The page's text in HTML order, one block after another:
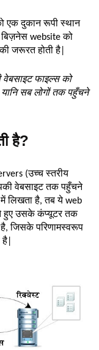
एक दुकान रूपी स्थान
website को
जरूरत होती है|
फाइल्स को
सब लोगों तक पहुँचने
है?
(उच्च स्तरीय
वेबसाइट तक पहुँचने
लिखता है, तब ये web
हुए उसके कंप्यूटर तक
जिसके परिणामस्वरूप